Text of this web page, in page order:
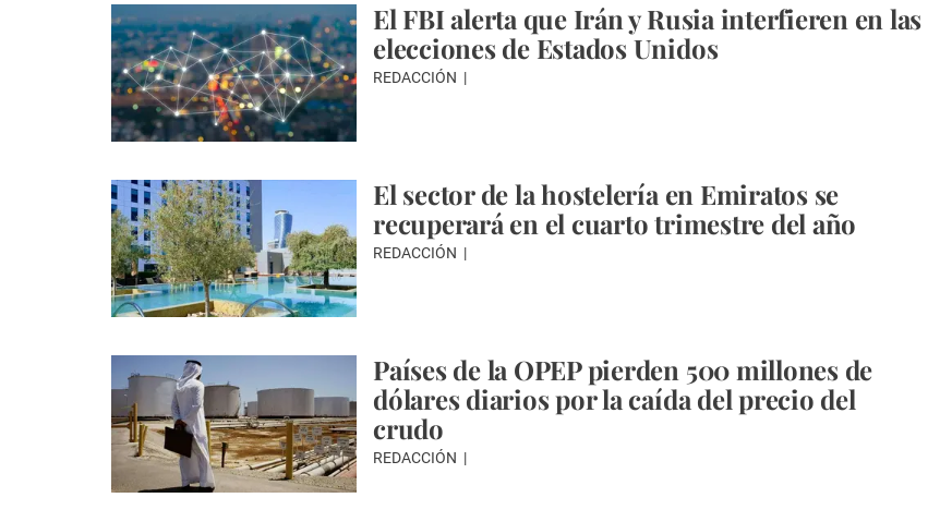
El FBI alerta que Irán y Rusia interfieren en las
elecciones de Estados Unidos
REDACCIÓN
El sector de la hostelería en Emiratos se
recuperará en el cuarto trimestre del año
REDACCIÓN
Países de la OPEP pierden 500 millones de
dólares diarios por la caída del precio del
crudo
REDACCIÓN